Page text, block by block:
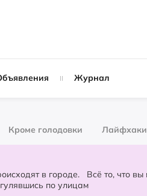
Журнал
Кроме голодовки Лайфхаки
Слухи
Всё то, что вы можете увидеть
по улицам